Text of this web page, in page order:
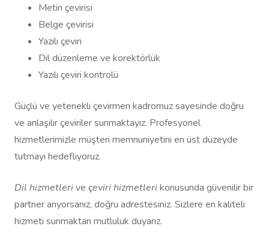
Metin çevirisi
Belge çevirisi
Yazılı çeviri
Dil düzenleme ve korektörlük
Yazılı çeviri kontrolü
Güçlü ve yetenekli çevirmen kadromuz sayesinde doğru
ve anlaşılır çeviriler sunmaktayız. Profesyonel
hizmetlerimizle müşteri memnuniyetini en üst düzeyde
tutmayı hedefliyoruz.
Dil hizmetlerive çeviri hizmetlerikonusunda güvenilir bir
partner arıyorsanız, doğru adrestesiniz. Sizlere en kaliteli
hizmeti sunmaktan mutluluk duyarız.